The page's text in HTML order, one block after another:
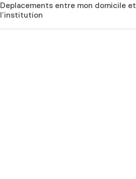
Deplacements entre mon domicile et
l’institution